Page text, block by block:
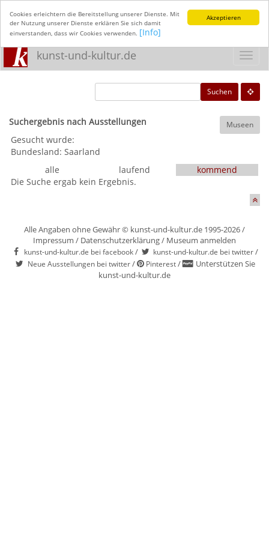
Akzeptieren
Cookies erleichtern die Bereitstellung unserer Dienste. Mit
der Nutzung unserer Dienste erklären Sie sich damit
einverstanden, dass wir Cookies verwenden. [Info]
kunst-und-kultur.de
Suchen
Suchergebnis nach Ausstellungen Museen
Gesucht wurde:
Bundesland: Saarland
alle
laufend
kommend
Die Suche ergab kein Ergebnis.
Alle Angaben ohne Gewähr © kunst-und-kultur.de 1995-2026 /
Impressum / Datenschutzerklärung/ Museum anmelden
kunst-und-kultur.de bei facebook/ kunst-und-kultur.de bei twitter/
Neue Ausstellungen bei twitter/ Pinterest/
Unterstützen Sie
kunst-und-kultur.de